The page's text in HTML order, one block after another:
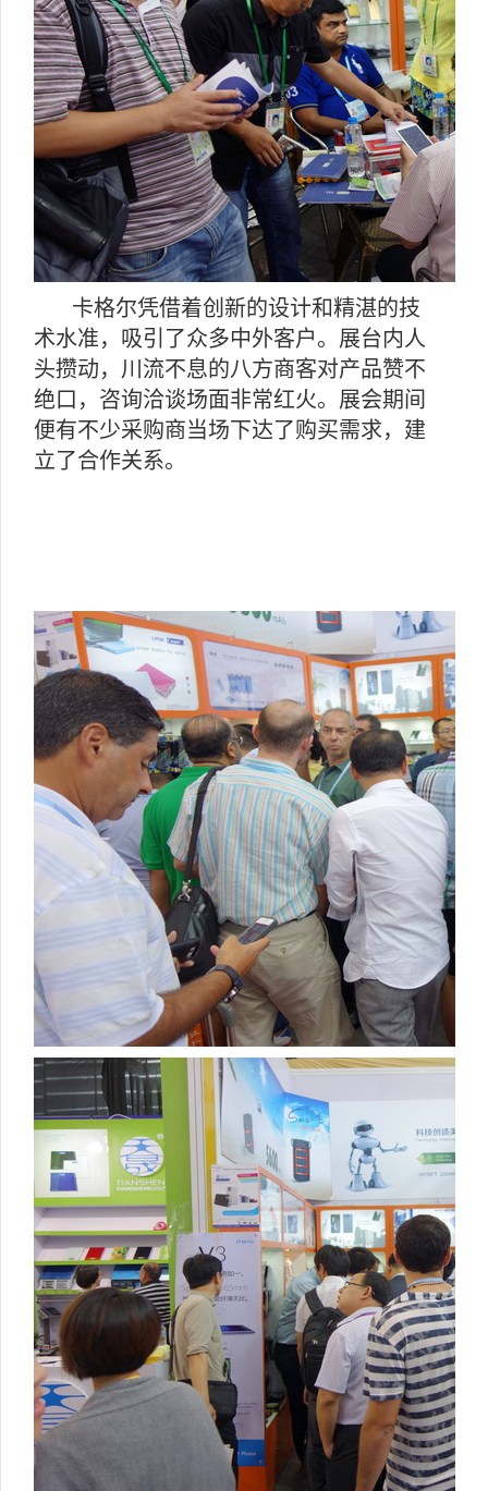
卡格尔凭借着创新的设计和精湛的技
术水准，吸引了众多中外客户。展台内人
头攒动，川流不息的八方商客对产品赞不
绝口，咨询洽谈场面非常红火。展会期间
便有不少采购商当场下达了购买需求，建
立了合作关系。